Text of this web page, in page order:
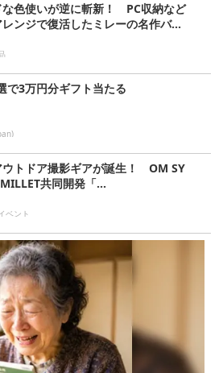
な色使いが逆に斬新！ PC収納など
ンジで復活したミレーの名作バ...
で3万円分ギフト当たる
ウトドア撮影ギアが誕生！ OM SY
共同開発「...
ベント